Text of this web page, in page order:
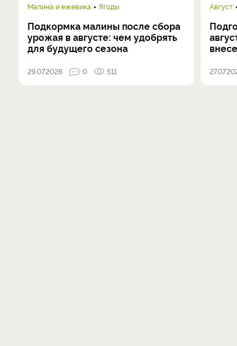
Малина и ежевика Ягоды
Подкормка малины после сбора
урожая в августе: чем удобрять
для будущего сезона
29.07.2026 0 511
Август